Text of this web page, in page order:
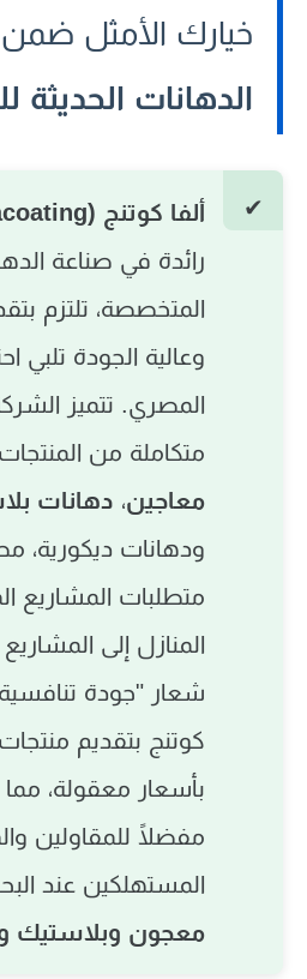
خيارك الأمثل ضمن
الدهانات الحديثة
ألفا كوتنج (alfacoating)
رائدة في صناعة
المتخصصة، تلتزم
وعالية الجودة تلبي
المصري. تتميز
متكاملة من
معاجين، دهانات
ودهانات ديكورية،
متطلبات المشاريع
المنازل إلى
شعار "جودة
كوتنج بتقديم
بأسعار معقولة، مما
مفضلًا للمقاولين
المستهلكين عند
معجون وبلاستيك